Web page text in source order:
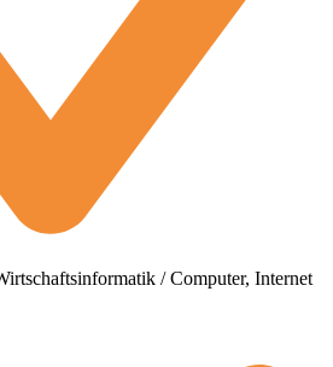
/ Computer, Internet